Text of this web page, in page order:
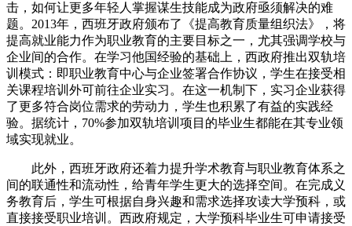
击，如何让更多年轻人掌握谋生技能成为政府亟须解决的难
题。2013年，西班牙政府颁布了《提高教育质量组织法》，将
提高就业能力作为职业教育的主要目标之一，尤其强调学校与
企业间的合作。在学习他国经验的基础上，西政府推出双轨培
训模式：即职业教育中心与企业签署合作协议，学生在接受相
关课程培训外可前往企业实习。在这一机制下，实习企业获得
了更多符合岗位需求的劳动力，学生也积累了有益的实践经
验。据统计，70%参加双轨培训项目的毕业生都能在其专业领
域实现就业。
此外，西班牙政府还着力提升学术教育与职业教育体系之
间的联通性和流动性，给青年学生更大的选择空间。在完成义
务教育后，学生可根据自身兴趣和需求选择攻读大学预科，或
直接接受职业培训。西政府规定，大学预科毕业生可申请接受